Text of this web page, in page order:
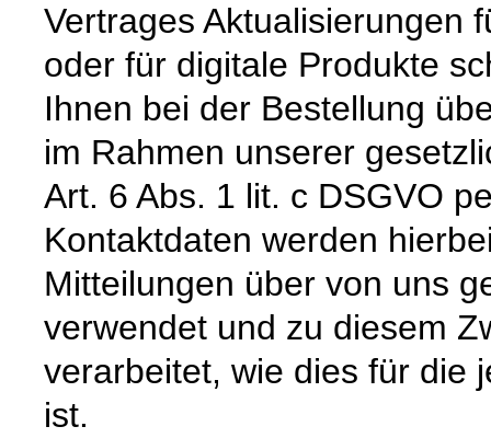
Vertrages Aktualisierungen
oder für digitale Produkte
Ihnen bei der Bestellung
im Rahmen unserer
Art. 6 Abs. 1 lit. c DSGVO
Kontaktdaten werden
Mitteilungen über von uns
verwendet und zu diesem
verarbeitet, wie dies für die
ist.